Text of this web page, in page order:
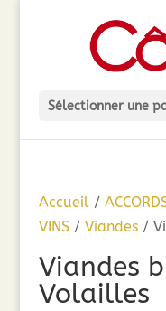
Sélectionner une
Accueil/
VINS/ Viandes/
Viandes
Volailles